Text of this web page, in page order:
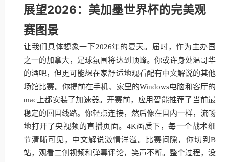
展望2026：美加墨世界杯的完美观
赛图景
让我们具体想象一下2026年的夏天。届时，作为主办国
之一的加拿大，足球氛围将达到顶峰。你或许身处温哥华
的酒吧，但更可能想在家舒适地观看配有中文解说的其他
场馆比赛。你提前在手机、家里的Windows电脑和客厅的
mac上都安装了加速器。开赛前，应用智能推荐了当前最
稳定的回国线路。你轻点连接，然后像在国内一样，流畅
地打开了央视频的直播页面。4K画质下，每一个战术细
节清晰可见，中文解说激情洋溢。比赛间隙，你切到B
站，观看二创视频和弹幕评论，笑声不断。整个过程，没